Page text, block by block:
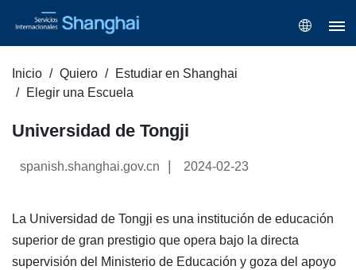
Inicio Quiero
Estudiar en Shanghai
Elegir una Escuela
Universidad de Tongji
spanish.shanghai.gov.cn 2024-02-23
La Universidad de Tongji es una institución de educación
superior de gran prestigio que opera bajo la directa
supervisión del Ministerio de Educación y goza del apoyo